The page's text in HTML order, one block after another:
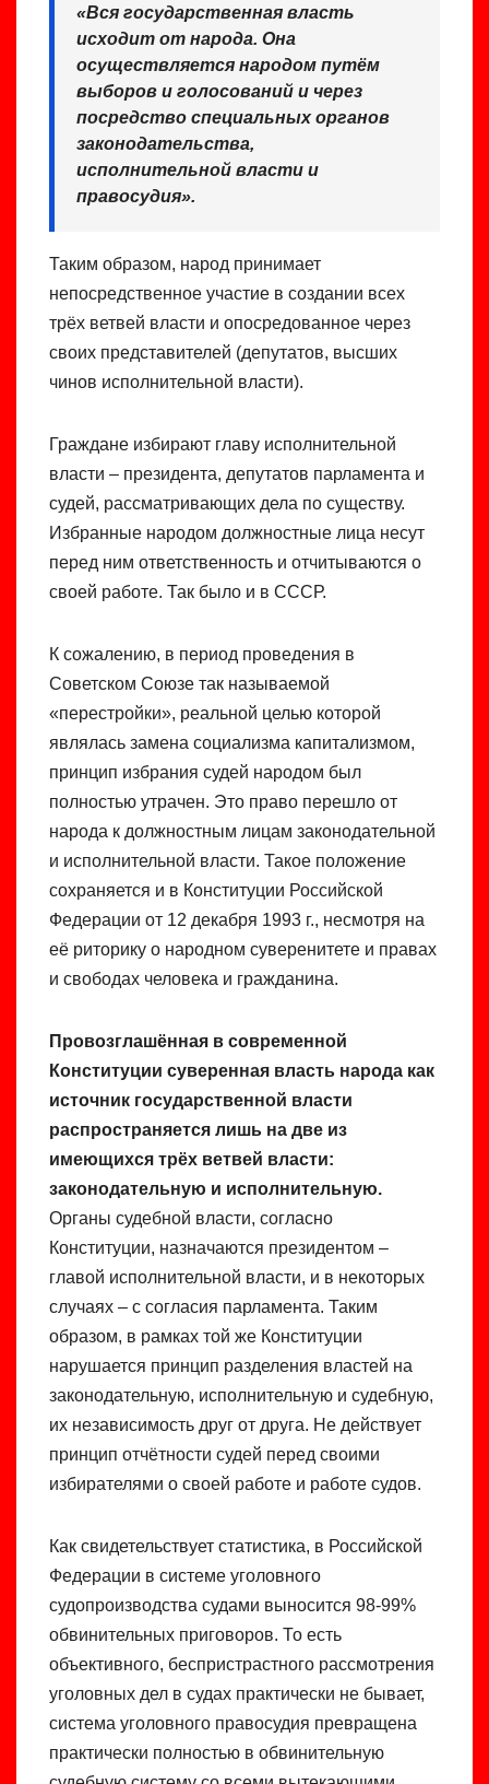
«Вся государственная власть
исходит от народа. Она
осуществляется народом путём
выборов и голосований и через
посредство специальных органов
законодательства,
исполнительной власти и
правосудия».
Таким образом, народ принимает
непосредственное участие в создании всех
трёх ветвей власти и опосредованное через
своих представителей (депутатов, высших
чинов исполнительной власти).
Граждане избирают главу исполнительной
власти – президента, депутатов парламента и
судей, рассматривающих дела по существу.
Избранные народом должностные лица несут
перед ним ответственность и отчитываются о
своей работе. Так было и в СССР.
К сожалению, в период проведения в
Советском Союзе так называемой
«перестройки», реальной целью которой
являлась замена социализма капитализмом,
принцип избрания судей народом был
полностью утрачен. Это право перешло от
народа к должностным лицам законодательной
и исполнительной власти. Такое положение
сохраняется и в Конституции Российской
Федерации от 12 декабря 1993 г., несмотря на
её риторику о народном суверенитете и правах
и свободах человека и гражданина.
Провозглашённая в современной
Конституции суверенная власть народа как
источник государственной власти
распространяется лишь на две из
имеющихся трёх ветвей власти:
законодательную и исполнительную.
Органы судебной власти, согласно
Конституции, назначаются президентом –
главой исполнительной власти, и в некоторых
случаях – с согласия парламента. Таким
образом, в рамках той же Конституции
нарушается принцип разделения властей на
законодательную, исполнительную и судебную,
их независимость друг от друга. Не действует
принцип отчётности судей перед своими
избирателями о своей работе и работе судов.
Как свидетельствует статистика, в Российской
Федерации в системе уголовного
судопроизводства судами выносится 98-99%
обвинительных приговоров. То есть
объективного, беспристрастного рассмотрения
уголовных дел в судах практически не бывает,
система уголовного правосудия превращена
практически полностью в обвинительную